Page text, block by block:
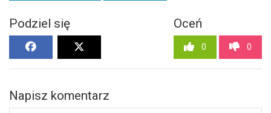
Podziel się Oceń
0 0
Napisz komentarz